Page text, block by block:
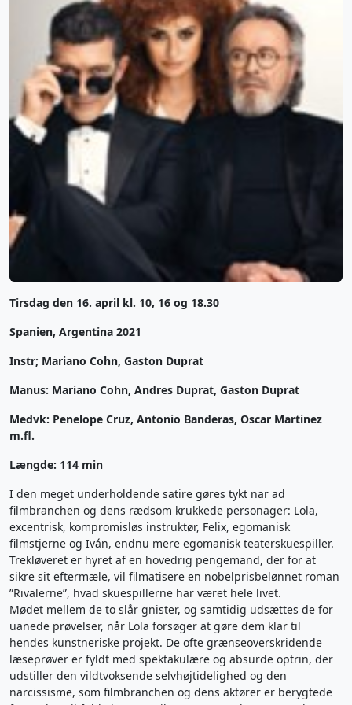
Tirsdag den 16. april kl. 10, 16 og 18.30
Spanien, Argentina 2021
Instr; Mariano Cohn, Gaston Duprat
Manus: Mariano Cohn, Andres Duprat, Gaston Duprat
Medvk: Penelope Cruz, Antonio Banderas, Oscar Martinez
m.fl.
Længde: 114 min
I den meget underholdende satire gøres tykt nar ad
filmbranchen og dens rædsom krukkede personager: Lola,
excentrisk, kompromisløs instruktør, Felix, egomanisk
filmstjerne og Iván, endnu mere egomanisk teaterskuespiller.
Trekløveret er hyret af en hovedrig pengemand, der for at
sikre sit eftermæle, vil filmatisere en nobelprisbelønnet roman
”Rivalerne”, hvad skuespillerne har været hele livet.
Mødet mellem de to slår gnister, og samtidig udsættes de for
uanede prøvelser, når Lola forsøger at gøre dem klar til
hendes kunstneriske projekt. De ofte grænseoverskridende
læseprøver er fyldt med spektakulære og absurde optrin, der
udstiller den vildtvoksende selvhøjtidelighed og den
narcissisme, som filmbranchen og dens aktører er berygtede